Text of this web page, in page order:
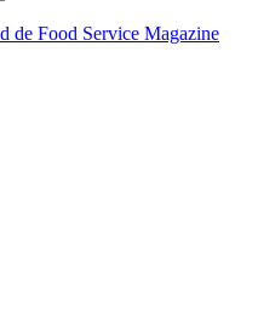
de Food Service Magazine